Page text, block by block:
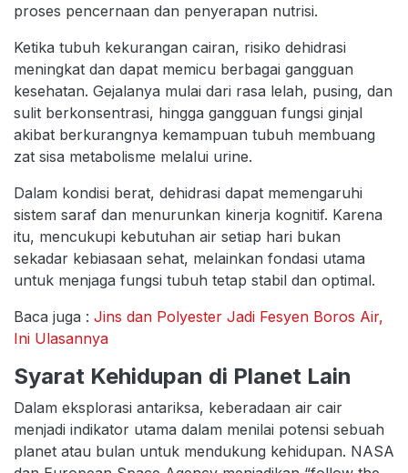
proses pencernaan dan penyerapan nutrisi.
Ketika tubuh kekurangan cairan, risiko dehidrasi
meningkat dan dapat memicu berbagai gangguan
kesehatan. Gejalanya mulai dari rasa lelah, pusing, dan
sulit berkonsentrasi, hingga gangguan fungsi ginjal
akibat berkurangnya kemampuan tubuh membuang
zat sisa metabolisme melalui urine.
Dalam kondisi berat, dehidrasi dapat memengaruhi
sistem saraf dan menurunkan kinerja kognitif. Karena
itu, mencukupi kebutuhan air setiap hari bukan
sekadar kebiasaan sehat, melainkan fondasi utama
untuk menjaga fungsi tubuh tetap stabil dan optimal.
Baca juga : Jins dan Polyester Jadi Fesyen Boros Air,
Ini Ulasannya
Syarat Kehidupan di Planet Lain
Dalam eksplorasi antariksa, keberadaan air cair
menjadi indikator utama dalam menilai potensi sebuah
planet atau bulan untuk mendukung kehidupan. NASA